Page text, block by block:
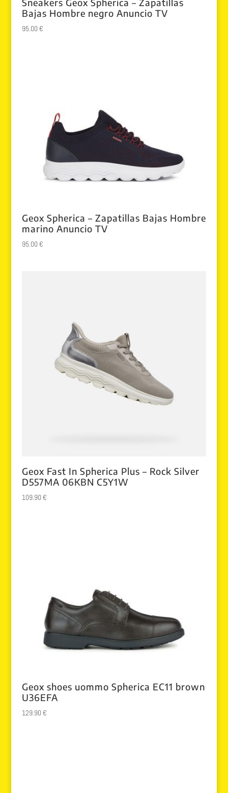
Bajas Hombre negro Anuncio TV
95.00€
Geox Spherica – Zapatillas Bajas Hombre
marino Anuncio TV
95.00€
Geox Fast In Spherica Plus – Rock Silver
D557MA 06KBN C5Y1W
109.90€
Geox shoes uommo Spherica EC11 brown
U36EFA
129.90€